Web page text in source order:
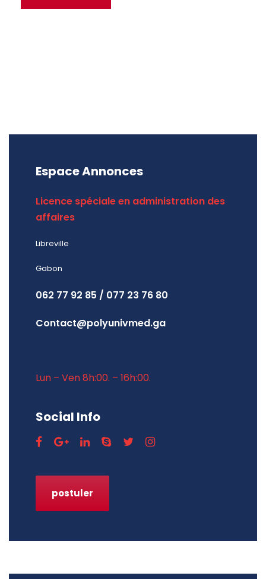
Espace Annonces
Licence spéciale en administration des
affaires
Libreville
Gabon
062 77 92 85 / 077 23 76 80
Contact@polyunivmed.ga
Lun – Ven 8h:00. – 16h:00.
Social Info
postuler